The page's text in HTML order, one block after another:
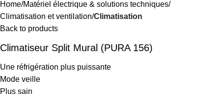
Home Matériel électrique & solutions techniques
Climatisation et ventilation Climatisation
Back to products
Climatiseur Split Mural (PURA 156)
Une réfrigération plus puissante
Mode veille
Plus sain